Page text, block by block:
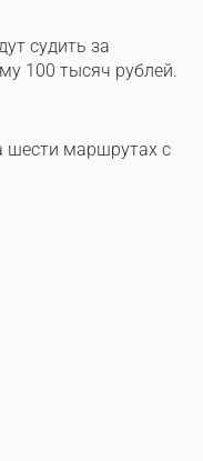
судить за
100 тысяч рублей.
шести маршрутах с